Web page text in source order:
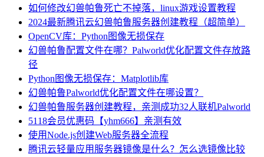
如何修改幻兽帕鲁死亡不掉落，linux游戏设置教程
2024最新腾讯云幻兽帕鲁服务器创建教程（超简单）
OpenCV库：Python图像无损保存
幻兽帕鲁配置文件在哪？Palworld优化配置文件存放路
径
Python图像无损保存：Matplotlib库
幻兽帕鲁Palworld优化配置文件在哪设置？
幻兽帕鲁服务器创建教程，亲测成功32人联机Palworld
5118会员优惠码【yhm666】亲测有效
使用Node.js创建Web服务器全流程
腾讯云轻量应用服务器镜像是什么？怎么选镜像比较